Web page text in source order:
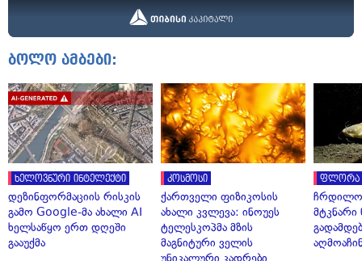
ბოლო ამბები:
ხელოვნური ინტელექტი
დეზინფორმაციის რისკის
გამო Google-მა ახალი AI
ხელსაწყო ერთ დღეში
გააუქმა
კოსმოსი
ქართველი ფიზიკოსის
ახალი კვლევა: ინოუეს
ტელესკოპმა მზის
მაგნიტური ველის
უნიკალური კადრები
ფლორა
მტკნარი